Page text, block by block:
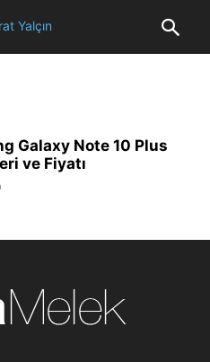
Galaxy Note 10 Plus
ve Fiyatı